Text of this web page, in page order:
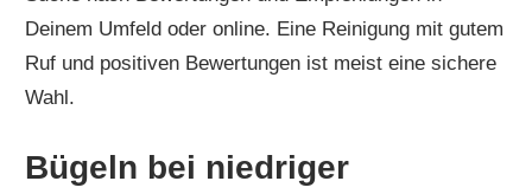
Deinem Umfeld oder online. Eine Reinigung mit gutem
Ruf und positiven Bewertungen ist meist eine sichere
Wahl.
Bügeln bei niedriger